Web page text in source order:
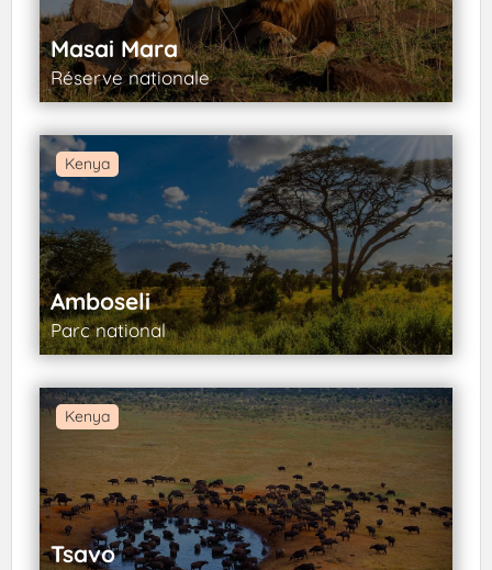
Masai Mara
Réserve nationale
Kenya
Amboseli
Parc national
Kenya
Tsavo